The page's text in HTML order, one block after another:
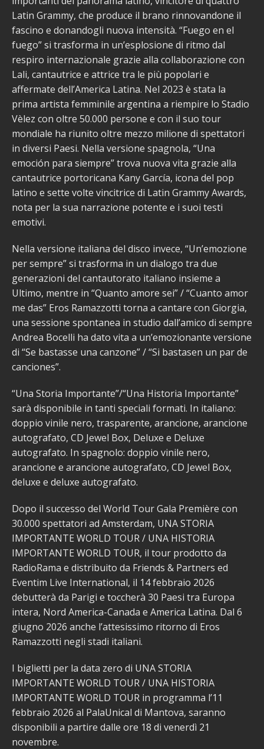
Latin Grammy, che produce il brano rinnovandone il
fascino e donandogli nuova intensità. “Fuego en el
fuego” si trasforma in un’esplosione di ritmo dal
respiro internazionale grazie alla collaborazione con
Lali, cantautrice e attrice tra le più popolari e
affermate dell’America Latina. Nel 2023 è stata la
prima artista femminile argentina a riempire lo Stadio
Vèlez con oltre 50.000 persone e con il suo tour
mondiale ha riunito oltre mezzo milione di spettatori
in diversi Paesi. Nella versione spagnola, “Una
emoción para siempre” trova nuova vita grazie alla
cantautrice portoricana Kany García, icona del pop
latino e sette volte vincitrice di Latin Grammy Awards,
nota per la sua narrazione potente e i suoi testi
emotivi.
Nella versione italiana del disco invece, “Un’emozione
per sempre” si trasforma in un dialogo tra due
generazioni del cantautorato italiano insieme a
Ultimo, mentre in “Quanto amore sei” / “Cuanto amor
me das” Eros Ramazzotti torna a cantare con Giorgia,
una sessione spontanea in studio dall’amico di sempre
Andrea Bocelli ha dato vita a un’emozionante versione
di “Se bastasse una canzone” / “Si bastasen un par de
canciones”.
“Una Storia Importante”/“Una Historia Importante”
sarà disponibile in tanti speciali formati. In italiano:
doppio vinile nero, trasparente, arancione, arancione
autografato, CD Jewel Box, Deluxe e Deluxe
autografato. In spagnolo: doppio vinile nero,
arancione e arancione autografato, CD Jewel Box,
deluxe e deluxe autografato.
Dopo il successo del World Tour Gala Première con
30.000 spettatori ad Amsterdam, UNA STORIA
IMPORTANTE WORLD TOUR / UNA HISTORIA
IMPORTANTE WORLD TOUR, il tour prodotto da
RadioRama e distribuito da Friends & Partners ed
Eventim Live International, il 14 febbraio 2026
debutterà da Parigi e toccherà 30 Paesi tra Europa
intera, Nord America-Canada e America Latina. Dal 6
giugno 2026 anche l’attesissimo ritorno di Eros
Ramazzotti negli stadi italiani.
I biglietti per la data zero di UNA STORIA
IMPORTANTE WORLD TOUR / UNA HISTORIA
IMPORTANTE WORLD TOUR in programma l’11
febbraio 2026 al PalaUnical di Mantova, saranno
disponibili a partire dalle ore 18 di venerdì 21
novembre.